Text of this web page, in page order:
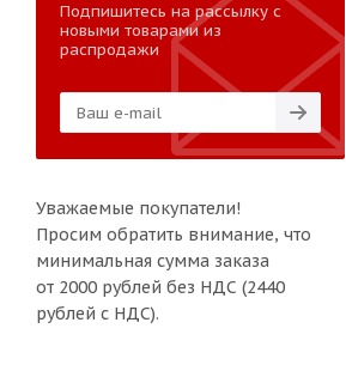
Подпишитесь на рассылку с
новыми товарами из
распродажи
Уважаемые покупатели!
Просим обратить внимание, что
минимальная сумма заказа
от 2000 рублей без НДС (2440
рублей с НДС).